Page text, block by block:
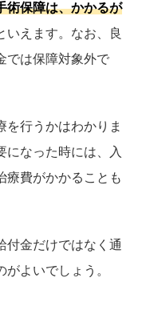
術保障は、かかるが
いえます。なお、良
では保障対象外で
を行うかはわかりま
になった時には、入
療費がかかることも
付金だけではなく通
よいでしょう。